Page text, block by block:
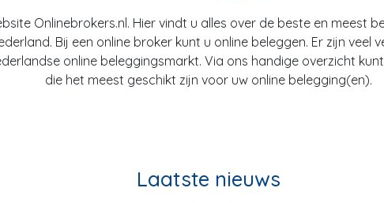
Onlinebrokers.nl. Hier vindt u alles over de beste en meest
Bij een online broker kunt u online beleggen. Er zijn veel
online beleggingsmarkt. Via ons handige overzicht
die het meest geschikt zijn voor uw online belegging(en).
Laatste nieuws